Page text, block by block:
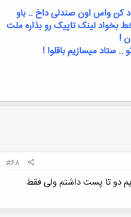
کن واس اون صندلی داخ .. باو
بخواد لینک تاپیک رو بذاره ملت
!
ستاد میسازیم باقلوا !
#68
دو تا پست داشتم ولی فقط